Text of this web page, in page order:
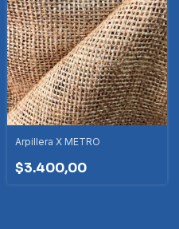
Arpillera X METRO
$3.400,00